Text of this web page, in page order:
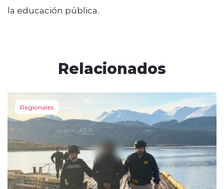
la educación pública.
Relacionados
Regionales